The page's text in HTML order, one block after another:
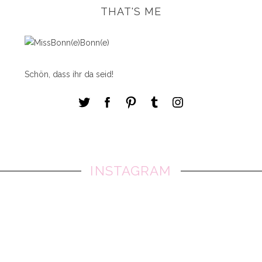
THAT'S ME
Schön, dass ihr da seid!
INSTAGRAM